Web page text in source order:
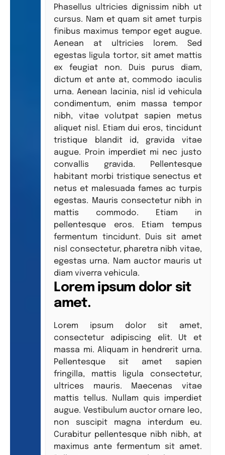
Phasellus ultricies dignissim nibh ut
cursus. Nam et quam sit amet turpis
finibus maximus tempor eget augue.
Aenean at ultricies lorem. Sed
egestas ligula tortor, sit amet mattis
ex feugiat non. Duis purus diam,
dictum et ante at, commodo iaculis
urna. Aenean lacinia, nisl id vehicula
condimentum, enim massa tempor
nibh, vitae volutpat sapien metus
aliquet nisl. Etiam dui eros, tincidunt
tristique blandit id, gravida vitae
augue. Proin imperdiet mi nec justo
convallis gravida. Pellentesque
habitant morbi tristique senectus et
netus et malesuada fames ac turpis
egestas. Mauris consectetur nibh in
mattis commodo. Etiam in
pellentesque eros. Etiam tempus
fermentum tincidunt. Duis sit amet
nisl consectetur, pharetra nibh vitae,
egestas urna. Nam auctor mauris ut
diam viverra vehicula.
Lorem ipsum dolor sit
amet.
Lorem ipsum dolor sit amet,
consectetur adipiscing elit. Ut et
massa mi. Aliquam in hendrerit urna.
Pellentesque sit amet sapien
fringilla, mattis ligula consectetur,
ultrices mauris. Maecenas vitae
mattis tellus. Nullam quis imperdiet
augue. Vestibulum auctor ornare leo,
non suscipit magna interdum eu.
Curabitur pellentesque nibh nibh, at
maximus ante fermentum sit amet.